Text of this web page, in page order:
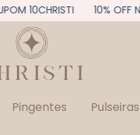
10% OFF NA SUA
Pingentes Pulseiras